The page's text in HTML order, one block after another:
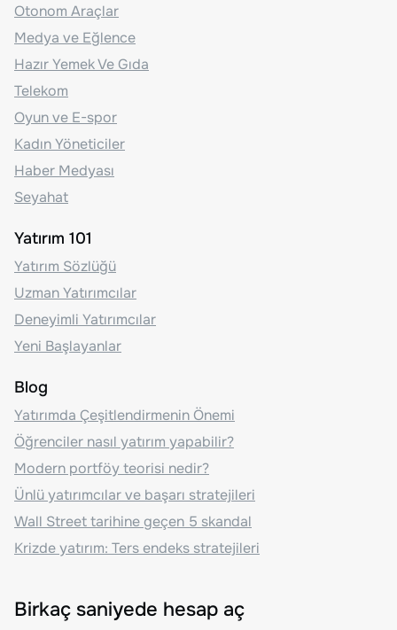
Otonom Araçlar
Medya ve Eğlence
Hazır Yemek Ve Gıda
Telekom
Oyun ve E-spor
Kadın Yöneticiler
Haber Medyası
Seyahat
Yatırım 101
Yatırım Sözlüğü
Uzman Yatırımcılar
Deneyimli Yatırımcılar
Yeni Başlayanlar
Blog
Yatırımda Çeşitlendirmenin Önemi
Öğrenciler nasıl yatırım yapabilir?
Modern portföy teorisi nedir?
Ünlü yatırımcılar ve başarı stratejileri
Wall Street tarihine geçen 5 skandal
Krizde yatırım: Ters endeks stratejileri
Birkaç saniyede hesap aç